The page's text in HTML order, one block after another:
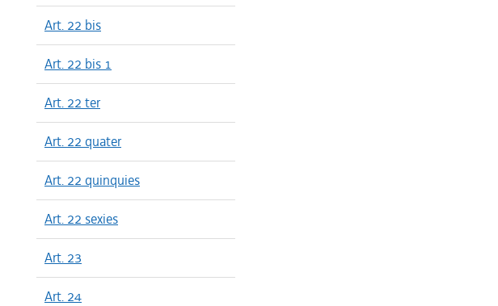
Art. 22 bis
Art. 22 bis 1
Art. 22 ter
Art. 22 quater
Art. 22 quinquies
Art. 22 sexies
Art. 23
Art. 24